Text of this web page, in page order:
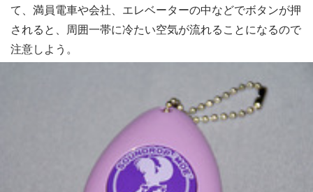
て、満員電車や会社、エレベーターの中などでボタンが押
されると、周囲一帯に冷たい空気が流れることになるので
注意しよう。